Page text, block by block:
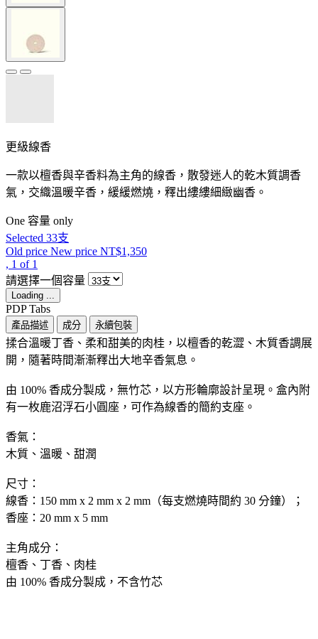
更級線香
一款以檀香與辛香料為主角的線香，散發迷人的乾木質調香
氣，交織溫暖辛香，緩緩燃燒，釋出縷縷細緻幽香。
One 容量 only
Selected 33支
Old price New price NT$1,350
, 1 of 1
請選擇一個容量
Loading ...
PDP Tabs
產品描述 成分 永續包裝
揉合溫暖丁香、柔和甜美的肉桂，以檀香的乾澀、木質香調展
開，隨著時間漸漸釋出大地辛香氣息。 ​ ​
由 100% 香成分製成，無竹芯，以方形輪廓設計呈現。盒內附
有一枚鹿沼浮石小圓座，可作為線香的簡約支座。
香氣：
木質、溫暖、甜潤
尺寸：
線香：150 mm x 2 mm x 2 mm（每支燃燒時間約 30 分鐘）；
香座：20 mm x 5 mm
主角成分：
檀香、丁香、肉桂
由 100% 香成分製成，不含竹芯